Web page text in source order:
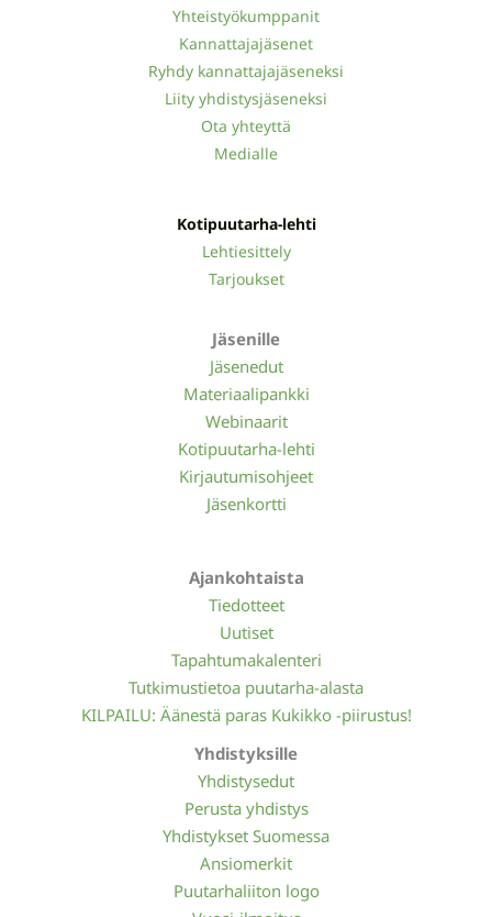
Yhteistyökumppanit
Kannattajajäsenet
Ryhdy kannattajajäseneksi
Liity yhdistysjäseneksi
Ota yhteyttä
Medialle
Kotipuutarha-lehti
Lehtiesittely
Tarjoukset
Jäsenille
Jäsenedut
Materiaalipankki
Webinaarit
Kotipuutarha-lehti
Kirjautumisohjeet
Jäsenkortti
Ajankohtaista
Tiedotteet
Uutiset
Tapahtumakalenteri
Tutkimustietoa puutarha-alasta
KILPAILU: Äänestä paras Kukikko -piirustus!
Yhdistyksille
Yhdistysedut
Perusta yhdistys
Yhdistykset Suomessa
Ansiomerkit
Puutarhaliiton logo